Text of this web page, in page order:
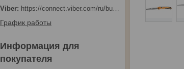
https://connect.viber.com/ru/business/1d480fbc-bd61-11ef-8513-eab83dfd23fa
График работы
Информация для
покупателя